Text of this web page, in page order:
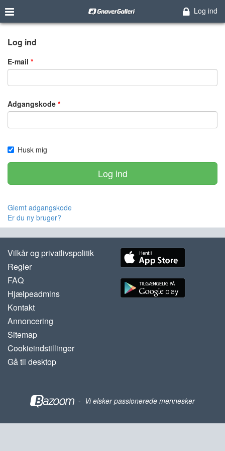
Log ind
Log ind
E-mail
Adgangskode
Husk mig
Log ind
Glemt adgangskode
Er du ny bruger?
Vilkår og privatlivspolitik
Regler
FAQ
Hjælpeadmins
Kontakt
Annoncering
Sitemap
Cookieindstillinger
Gå til desktop
- Vi elsker passionerede mennesker